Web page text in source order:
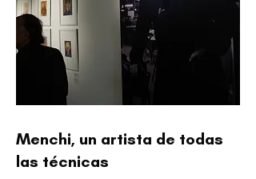
Menchi, un artista de todas
las técnicas